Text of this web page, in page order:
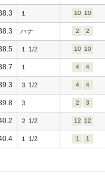
１ 10 10
ハナ 2 2
１ 1/2 10 10
１ 4 4
３ 1/2 4 4
３ 2 3
２ 1/2 12 12
１ 1/2 1 1